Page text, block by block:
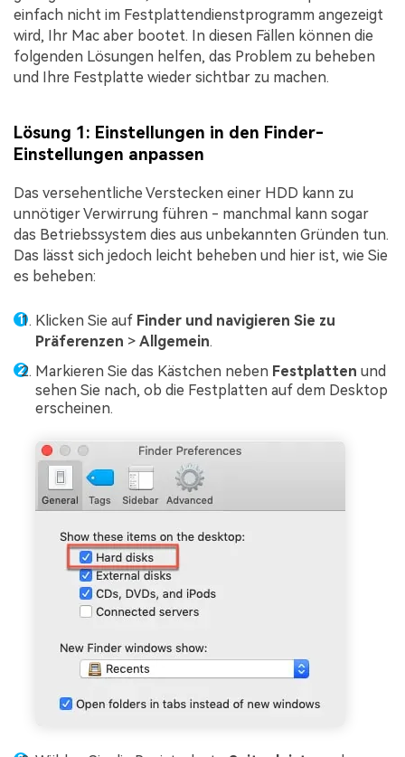
einfach nicht im Festplattendienstprogramm angezeigt
wird, Ihr Mac aber bootet. In diesen Fällen können die
folgenden Lösungen helfen, das Problem zu beheben
und Ihre Festplatte wieder sichtbar zu machen.
Lösung 1: Einstellungen in den Finder-
Einstellungen anpassen
Das versehentliche Verstecken einer HDD kann zu
unnötiger Verwirrung führen - manchmal kann sogar
das Betriebssystem dies aus unbekannten Gründen tun.
Das lässt sich jedoch leicht beheben und hier ist, wie Sie
es beheben:
Klicken Sie auf Finder und navigieren Sie zu
Präferenzen > Allgemein.
Markieren Sie das Kästchen neben Festplatten und
sehen Sie nach, ob die Festplatten auf dem Desktop
erscheinen.